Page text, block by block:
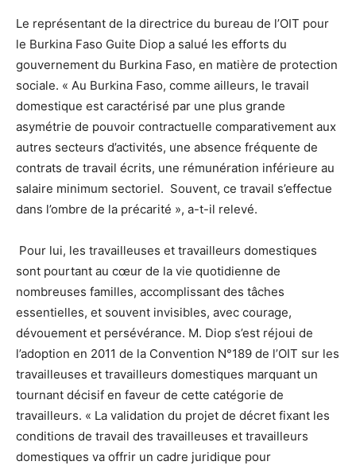
Le représentant de la directrice du bureau de l’OIT pour
le Burkina Faso Guite Diop a salué les efforts du
gouvernement du Burkina Faso, en matière de protection
sociale. « Au Burkina Faso, comme ailleurs, le travail
domestique est caractérisé par une plus grande
asymétrie de pouvoir contractuelle comparativement aux
autres secteurs d’activités, une absence fréquente de
contrats de travail écrits, une rémunération inférieure au
salaire minimum sectoriel. Souvent, ce travail s’effectue
dans l’ombre de la précarité », a-t-il relevé.
Pour lui, les travailleuses et travailleurs domestiques
sont pourtant au cœur de la vie quotidienne de
nombreuses familles, accomplissant des tâches
essentielles, et souvent invisibles, avec courage,
dévouement et persévérance. M. Diop s’est réjoui de
l’adoption en 2011 de la Convention N°189 de l’OIT sur les
travailleuses et travailleurs domestiques marquant un
tournant décisif en faveur de cette catégorie de
travailleurs. « La validation du projet de décret fixant les
conditions de travail des travailleuses et travailleurs
domestiques va offrir un cadre juridique pour